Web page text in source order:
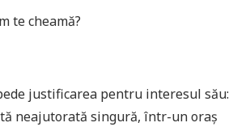
te cheamă?
justificarea pentru interesul său:
neajutorată singură, într-un oraș